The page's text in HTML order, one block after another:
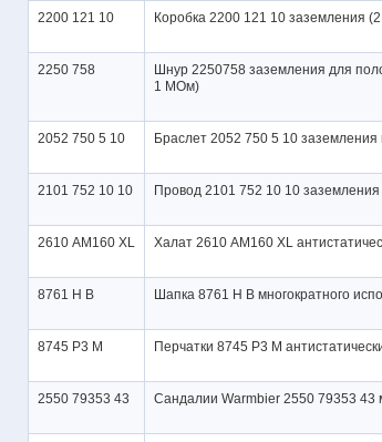
2200 121 10 Коробка 2200 121 10 заземления
2250 758
Шнур 2250758 заземления для
1 МОм)
2052 750 5 10 Браслет 2052 750 5 10
2101 752 10 10 Провод 2101 752 10 10
2610 AM160 XL Халат 2610 AM160 XL
8761 H B Шапка 8761 H B многократного
8745 P3 M Перчатки 8745 P3 M
2550 79353 43 Сандалии Warmbier 2550 79353 43